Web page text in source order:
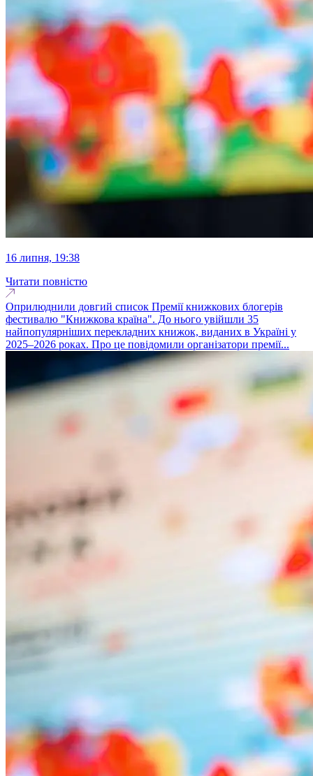
16 липня, 19:38
Читати повністю
Оприлюднили довгий список Премії книжкових блогерів
фестивалю "Книжкова країна". До нього увійшли 35
найпопулярніших перекладних книжок, виданих в Україні у
2025–2026 роках. Про це повідомили організатори премії...